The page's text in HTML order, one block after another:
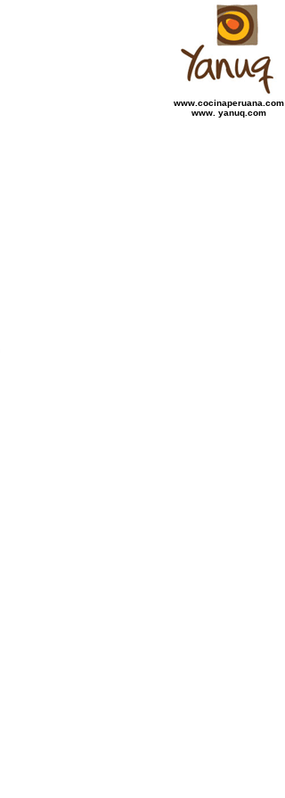
www.cocinaperuana.com
www. yanuq.com